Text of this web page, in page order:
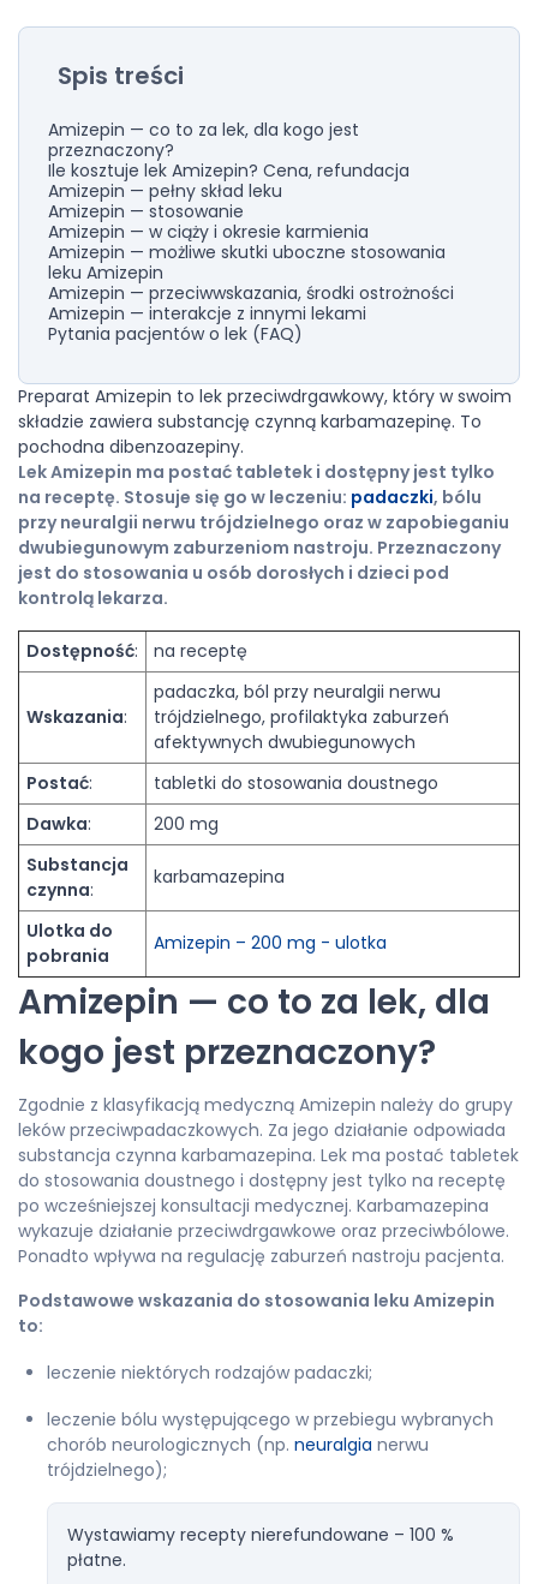
Preparat Amizepin to lek przeciwdrgawkowy, który w swoim
składzie zawiera substancję czynną karbamazepinę. To
pochodna dibenzoazepiny.
Lek Amizepin ma postać tabletek i dostępny jest tylko
na receptę. Stosuje się go w leczeniu: padaczki, bólu
przy neuralgii nerwu trójdzielnego oraz w zapobieganiu
dwubiegunowym zaburzeniom nastroju. Przeznaczony
jest do stosowania u osób dorosłych i dzieci pod
kontrolą lekarza.
Dostępność: na receptę
Wskazania:
padaczka, ból przy neuralgii nerwu
trójdzielnego, profilaktyka zaburzeń
afektywnych dwubiegunowych
Postać:
tabletki do stosowania doustnego
Dawka:
200 mg
Substancja
czynna:
karbamazepina
Ulotka do
pobrania
Amizepin – 200 mg - ulotka
Amizepin — co to za lek, dla
kogo jest przeznaczony?
Zgodnie z klasyfikacją medyczną Amizepin należy do grupy
leków przeciwpadaczkowych. Za jego działanie odpowiada
substancja czynna karbamazepina. Lek ma postać tabletek
do stosowania doustnego i dostępny jest tylko na receptę
po wcześniejszej konsultacji medycznej. Karbamazepina
wykazuje działanie przeciwdrgawkowe oraz przeciwbólowe.
Ponadto wpływa na regulację zaburzeń nastroju pacjenta.
Podstawowe wskazania do stosowania leku Amizepin
to:
leczenie niektórych rodzajów padaczki;
leczenie bólu występującego w przebiegu wybranych
chorób neurologicznych (np. neuralgia nerwu
trójdzielnego);
Wystawiamy recepty nierefundowane – 100 %
płatne.
Spis treści
Amizepin — co to za lek, dla kogo jest
przeznaczony?
Ile kosztuje lek Amizepin? Cena, refundacja
Amizepin — pełny skład leku
Amizepin — stosowanie
Amizepin — w ciąży i okresie karmienia
Amizepin — możliwe skutki uboczne stosowania
leku Amizepin
Amizepin — przeciwwskazania, środki ostrożności
Amizepin — interakcje z innymi lekami
Pytania pacjentów o lek (FAQ)